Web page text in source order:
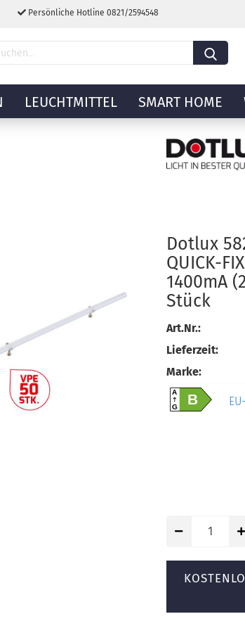
Persönliche Hotline 0821/2594548
LEUCHTMITTEL SMART HOME
Dotlux
QUICK-
1400mA
Stück
Art.Nr.:
Lieferzeit:
Marke:
A
GB